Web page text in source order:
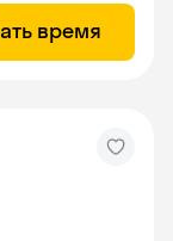
время